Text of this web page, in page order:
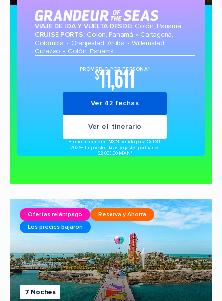
VIAJE DE IDA Y VUELTA DESDE: Colón, Panamá
CRUISE PORTS: Colón, Panamá
Cartagena,
Colombia
Oranjestad, Aruba
Willemstad,
Curazao
Colón, Panamá
PROMEDIO POR PERSONA*
$11,611
Ver 42 fechas
Ver el itinerario
Precio mínimo en MXN, válido para Oct 31,
2026+ Impuestos, tasas y gastos portuarios
$2,033.00 MXN*
7 Noches
Ofertas relámpago
Reserva y Ahorra
Los precios bajaron